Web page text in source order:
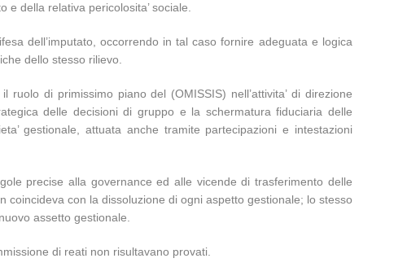
della relativa pericolosita’ sociale.
dell’imputato, occorrendo in tal caso fornire adeguata e logica
dello stesso rilievo.
di primissimo piano del (OMISSIS) nell’attivita’ di direzione
delle decisioni di gruppo e la schermatura fiduciaria delle
gestionale, attuata anche tramite partecipazioni e intestazioni
precise alla governance ed alle vicende di trasferimento delle
coincideva con la dissoluzione di ogni aspetto gestionale; lo stesso
assetto gestionale.
di reati non risultavano provati.